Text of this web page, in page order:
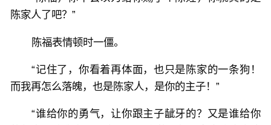
陈家人了吧？”
陈福表情顿时一僵。
“记住了，你看着再体面，也只是陈家的一条狗！
而我再怎么落魄，也是陈家人，是你的主子！”
“谁给你的勇气，让你跟主子龇牙的？又是谁给你